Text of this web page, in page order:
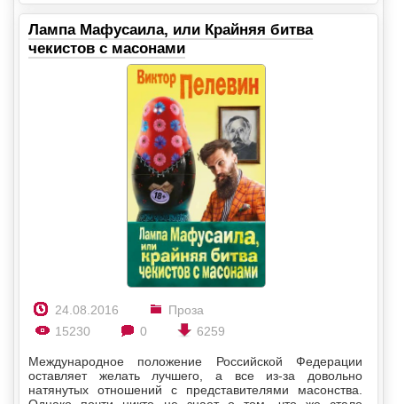
Лампа Мафусаила, или Крайняя битва
чекистов с масонами
24.08.2016
Проза
15230
0 6259
Международное положение Российской Федерации
оставляет желать лучшего, а все из-за довольно
натянутых отношений с представителями масонства.